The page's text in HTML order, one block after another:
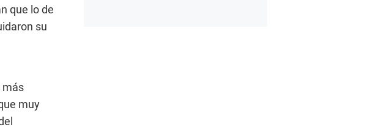
que lo de
su
más
muy